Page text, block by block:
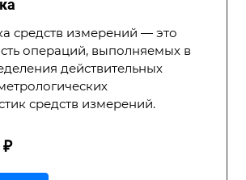
средств измерений — это
операций, выполняемых в
действительных
средств измерений.